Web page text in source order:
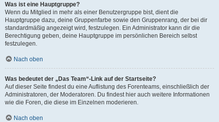
Was ist eine Hauptgruppe?
Wenn du Mitglied in mehr als einer Benutzergruppe bist, dient die
Hauptgruppe dazu, deine Gruppenfarbe sowie den Gruppenrang, der bei dir
standardmäßig angezeigt wird, festzulegen. Ein Administrator kann dir die
Berechtigung geben, deine Hauptgruppe im persönlichen Bereich selbst
festzulegen.
Nach oben
Was bedeutet der „Das Team“-Link auf der Startseite?
Auf dieser Seite findest du eine Auflistung des Forenteams, einschließlich der
Administratoren, der Moderatoren. Du findest hier auch weitere Informationen
wie die Foren, die diese im Einzelnen moderieren.
Nach oben